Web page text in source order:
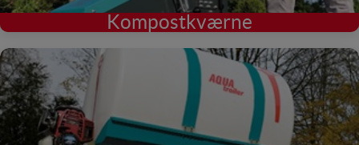
Kompostkværne